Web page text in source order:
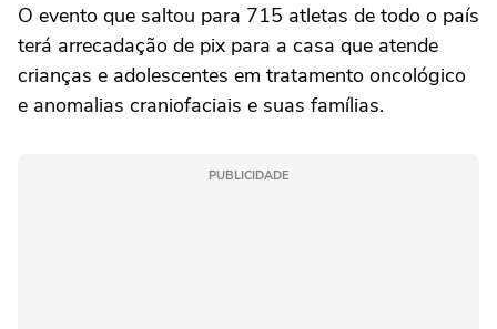
O evento que saltou para 715 atletas de todo o país
terá arrecadação de pix para a casa que atende
crianças e adolescentes em tratamento oncológico
e anomalias craniofaciais e suas famílias.
PUBLICIDADE